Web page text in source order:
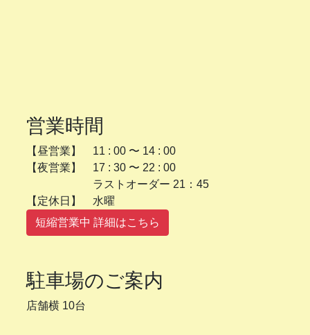
営業時間
【昼営業】 11 : 00 〜 14 : 00
【夜営業】 17 : 30 〜 22 : 00
ラストオーダー 21：45
【定休日】 水曜
短縮営業中 詳細はこちら
駐車場のご案内
店舗横 10台